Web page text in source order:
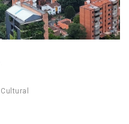
Cultural